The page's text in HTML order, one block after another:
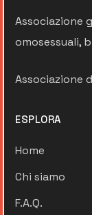
Associazione
omosessuali,
Associazione
ESPLORA
Home
Chi siamo
F.A.Q.